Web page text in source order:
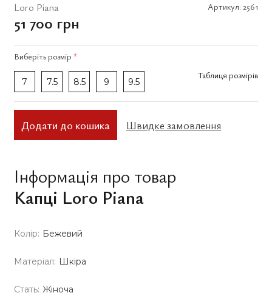
Loro Piana Артикул: 2561
51 700 грн
Виберіть розмір *
7 7.5 8.5 9 9.5
Таблиця розмірів
Додати до кошика Швидке замовлення
Інформація про товар
Капці Loro Piana
Колір: Бежевий
Матеріал: Шкіра
Стать: Жіноча